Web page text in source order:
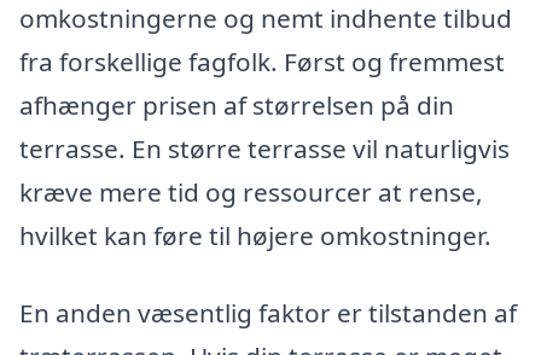
omkostningerne og nemt indhente tilbud
fra forskellige fagfolk. Først og fremmest
afhænger prisen af størrelsen på din
terrasse. En større terrasse vil naturligvis
kræve mere tid og ressourcer at rense,
hvilket kan føre til højere omkostninger.
En anden væsentlig faktor er tilstanden af